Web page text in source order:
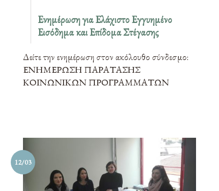
Ενημέρωση για Ελάχιστο Εγγυημένο
Εισόδημα και Επίδομα Στέγασης
Δείτε την ενημέρωση στον ακόλουθο σύνδεσμο:
ΕΝΗΜΕΡΩΣΗ ΠΑΡΑΤΑΣΗΣ
ΚΟΙΝΩΝΙΚΩΝ ΠΡΟΓΡΑΜΜΑΤΩΝ
12/03